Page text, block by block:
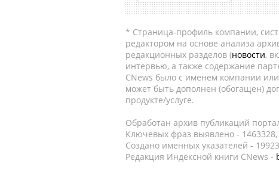
* Страница-профиль компании,
редактором на основе анализа
редакционных разделов (новости,
интервью, а также содержание
CNews было с именем компании
может быть дополнен (обогащен)
продукте/услуге.
Обработан архив публикаций
Ключевых фраз выявлено -
Создано именных указателей -
Редакция Индексной книги CNews -